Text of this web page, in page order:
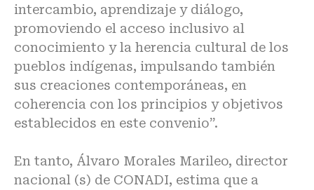
intercambio, aprendizaje y diálogo,
promoviendo el acceso inclusivo al
conocimiento y la herencia cultural de los
pueblos indígenas, impulsando también
sus creaciones contemporáneas, en
coherencia con los principios y objetivos
establecidos en este convenio”.
En tanto, Álvaro Morales Marileo, director
nacional (s) de CONADI, estima que a